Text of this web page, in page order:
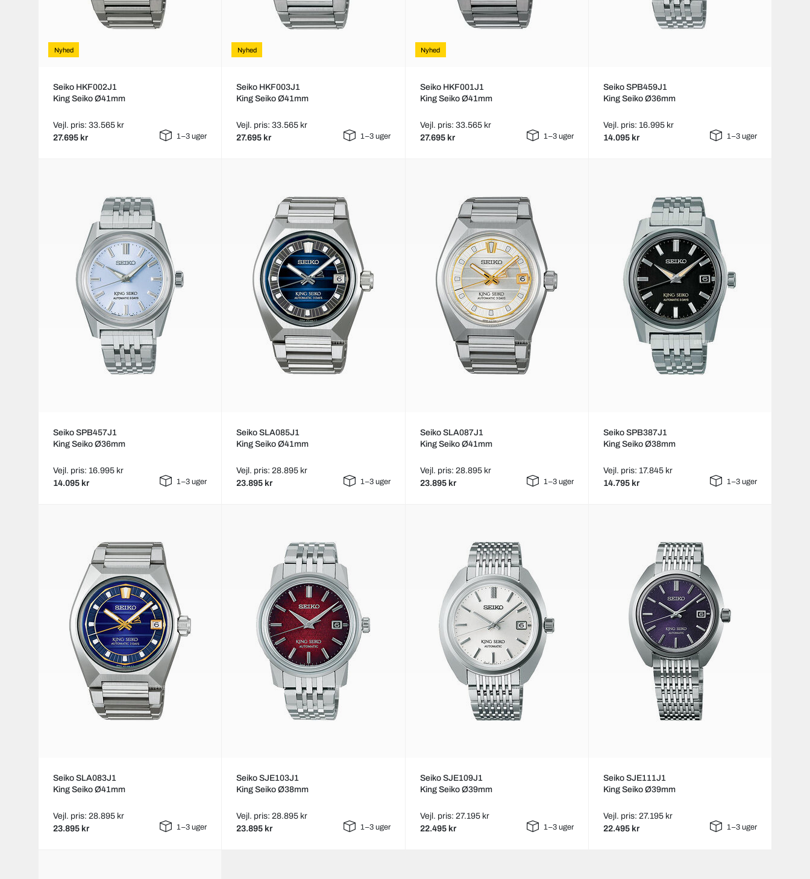
Nyhed
Seiko HKF002J1
King Seiko Ø41mm
Vejl. pris: 33.565 kr
27.695 kr 1–3 uger
Nyhed
Seiko HKF003J1
King Seiko Ø41mm
Vejl. pris: 33.565 kr
27.695 kr 1–3 uger
Nyhed
Seiko HKF001J1
King Seiko Ø41mm
Vejl. pris: 33.565 kr
27.695 kr 1–3 uger
Seiko SPB459J1
King Seiko Ø36mm
Vejl. pris: 16.995 kr
14.095 kr 1–3 uger
Seiko SPB457J1
King Seiko Ø36mm
Vejl. pris: 16.995 kr
14.095 kr 1–3 uger
Seiko SLA085J1
King Seiko Ø41mm
Vejl. pris: 28.895 kr
23.895 kr 1–3 uger
Seiko SLA087J1
King Seiko Ø41mm
Vejl. pris: 28.895 kr
23.895 kr 1–3 uger
Seiko SPB387J1
King Seiko Ø38mm
Vejl. pris: 17.845 kr
14.795 kr 1–3 uger
Seiko SLA083J1
King Seiko Ø41mm
Vejl. pris: 28.895 kr
23.895 kr 1–3 uger
Seiko SJE103J1
King Seiko Ø38mm
Vejl. pris: 28.895 kr
23.895 kr 1–3 uger
Seiko SJE109J1
King Seiko Ø39mm
Vejl. pris: 27.195 kr
22.495 kr 1–3 uger
Seiko SJE111J1
King Seiko Ø39mm
Vejl. pris: 27.195 kr
22.495 kr 1–3 uger